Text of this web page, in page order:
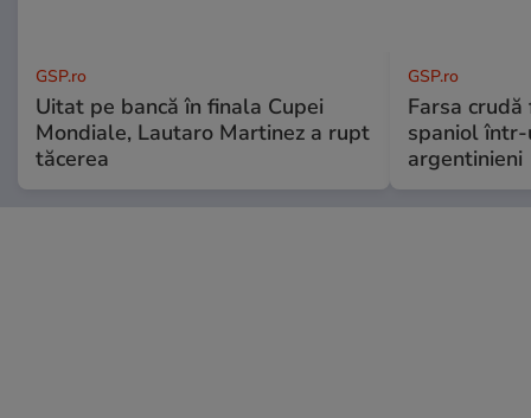
GSP.ro
Uitat pe bancă în finala Cupei
Mondiale, Lautaro Martinez a rupt
tăcerea
GSP.ro
Farsa
spaniol într-
argentinieni